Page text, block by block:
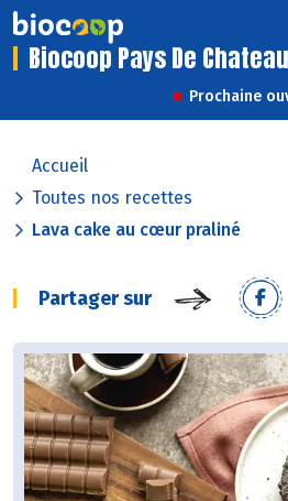
Biocoop Pays De
Prochaine
Accueil
Toutes nos recettes
Lava cake au cœur praliné
Partager sur